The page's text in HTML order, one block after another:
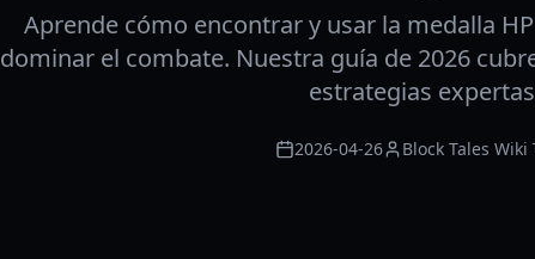
Aprende cómo encontrar y usar la medalla
dominar el combate. Nuestra guía de 2026
estrategias
2026-04-26 Block Tales Wiki